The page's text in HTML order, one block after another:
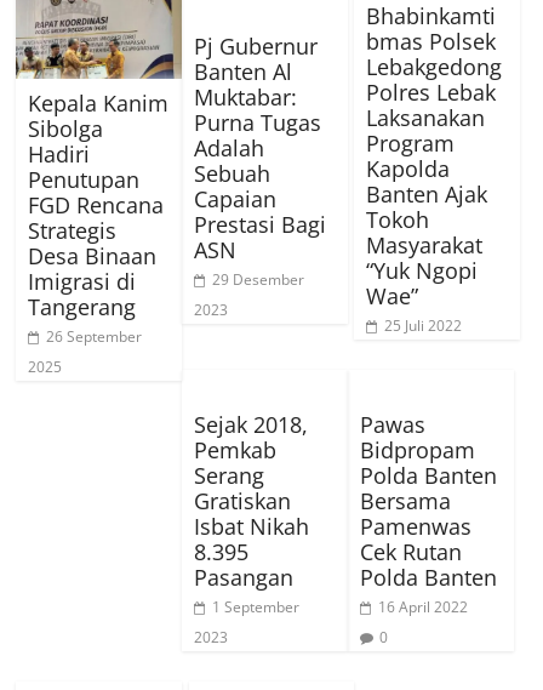
Kepala Kanim
Sibolga
Hadiri
Penutupan
FGD Rencana
Strategis
Desa Binaan
Imigrasi di
Tangerang
26 September
2025
Pj Gubernur
Banten Al
Muktabar:
Purna Tugas
Adalah
Sebuah
Capaian
Prestasi Bagi
ASN
29 Desember
2023
Bhabinkamti
bmas Polsek
Lebakgedong
Polres Lebak
Laksanakan
Program
Kapolda
Banten Ajak
Tokoh
Masyarakat
“Yuk Ngopi
Wae”
25 Juli 2022
Sejak 2018,
Pemkab
Serang
Gratiskan
Isbat Nikah
8.395
Pasangan
1 September
2023
Pawas
Bidpropam
Polda Banten
Bersama
Pamenwas
Cek Rutan
Polda Banten
16 April 2022
0